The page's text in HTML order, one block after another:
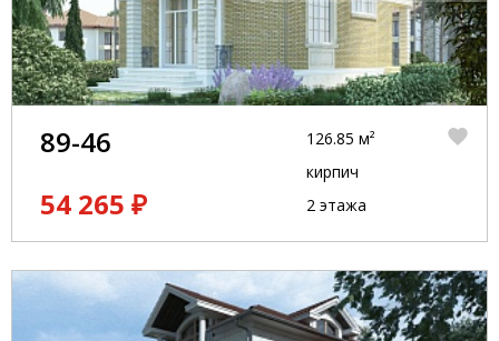
89-46
54 265 ₽
126.85 м²
кирпич
2 этажа